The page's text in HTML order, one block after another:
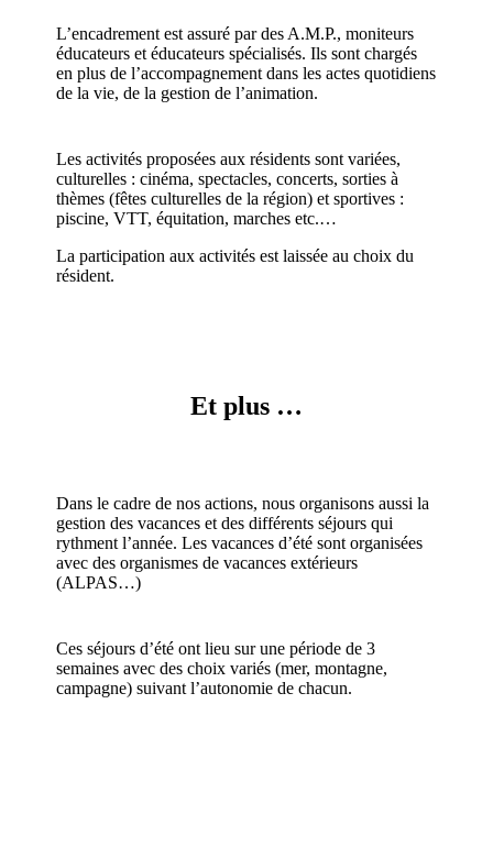
L’encadrement est assuré par des A.M.P., moniteurs
éducateurs et éducateurs spécialisés. Ils sont chargés
en plus de l’accompagnement dans les actes quotidiens
de la vie, de la gestion de l’animation.
Les activités proposées aux résidents sont variées,
culturelles : cinéma, spectacles, concerts, sorties à
thèmes (fêtes culturelles de la région) et sportives :
piscine, VTT, équitation, marches etc.…
La participation aux activités est laissée au choix du
résident.
Et plus …
Dans le cadre de nos actions, nous organisons aussi la
gestion des vacances et des différents séjours qui
rythment l’année. Les vacances d’été sont organisées
avec des organismes de vacances extérieurs
(ALPAS…)
Ces séjours d’été ont lieu sur une période de 3
semaines avec des choix variés (mer, montagne,
campagne) suivant l’autonomie de chacun.